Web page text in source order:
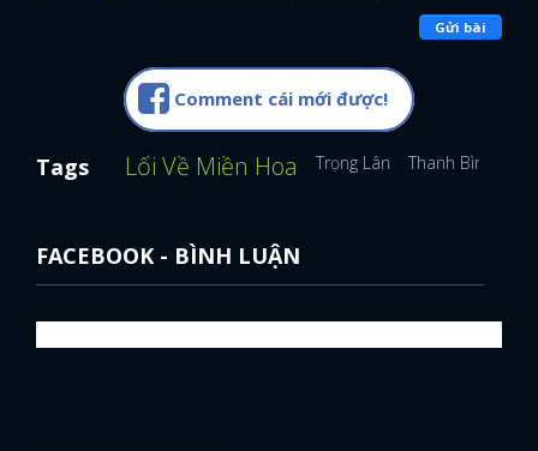
Gửi bài
Comment cái mới được!
Tags Lối Về Miền Hoa Trọng Lân Thanh Bình
FACEBOOK - BÌNH LUẬN